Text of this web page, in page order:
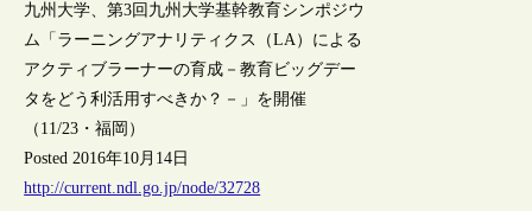
九州大学、第3回九州大学基幹教育シンポジウ
ム「ラーニングアナリティクス（LA）による
アクティブラーナーの育成－教育ビッグデー
タをどう利活用すべきか？－」を開催
（11/23・福岡）
Posted 2016年10月14日
http://current.ndl.go.jp/node/32728